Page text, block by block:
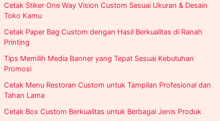
Cetak Stiker One Way Vision Custom Sesuai Ukuran & Desain
Toko Kamu
Cetak Paper Bag Custom dengan Hasil Berkualitas di Ranah
Printing
Tips Memilih Media Banner yang Tepat Sesuai Kebutuhan
Promosi
Cetak Menu Restoran Custom untuk Tampilan Profesional dan
Tahan Lama
Cetak Box Custom Berkualitas untuk Berbagai Jenis Produk